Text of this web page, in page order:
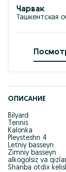
Чарвак
Ташкентская
ОПИСАНИЕ
Bilyard
Tennis
Kalonka
Pleysteshn 4
Letniy basseyn
Zimniy basseyn
alkogolsiz va
Shanba otdix